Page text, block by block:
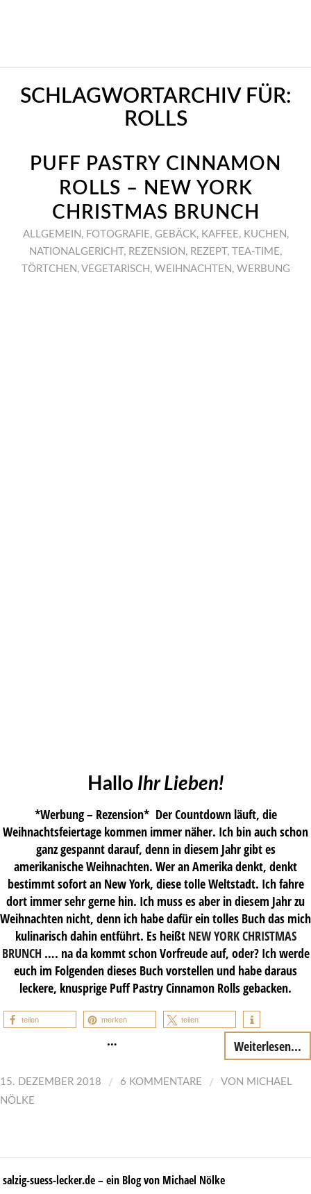
SCHLAGWORTARCHIV FÜR:
ROLLS
PUFF PASTRY CINNAMON
ROLLS – NEW YORK
CHRISTMAS BRUNCH
ALLGEMEIN , FOTOGRAFIE, GEBÄCK, KAFFEE, KUCHEN ,
NATIONALGERICHT , REZENSION , REZEPT , TEA-TIME,
TÖRTCHEN , VEGETARISCH , WEIHNACHTEN , WERBUNG
Hallo Ihr Lieben!
*Werbung – Rezension* Der Countdown läuft, die
Weihnachtsfeiertage kommen immer näher. Ich bin auch schon
ganz gespannt darauf, denn in diesem Jahr gibt es
amerikanische Weihnachten. Wer an Amerika denkt, denkt
bestimmt sofort an New York, diese tolle Weltstadt. Ich fahre
dort immer sehr gerne hin. Ich muss es aber in diesem Jahr zu
Weihnachten nicht, denn ich habe dafür ein tolles Buch das mich
kulinarisch dahin entführt. Es heißt NEW YORK CHRISTMAS
BRUNCH …. na da kommt schon Vorfreude auf, oder? Ich werde
euch im Folgenden dieses Buch vorstellen und habe daraus
leckere, knusprige Puff Pastry Cinnamon Rolls gebacken.
teilen merken teilen
… Weiterlesen...
15. DEZEMBER 2018 / 6 KOMMENTARE / VON MICHAEL
NÖLKE
salzig-suess-lecker.de – ein Blog von Michael Nölke